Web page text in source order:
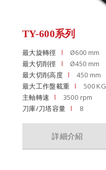
TY-600系列
最大旋轉徑
Ø600 mm
最大切削徑
Ø450 mm
最大切削高度
450 mm
最大工作盤載重
500 KG
主軸轉速
3500 rpm
刀庫/刀塔容量
8
詳細介紹